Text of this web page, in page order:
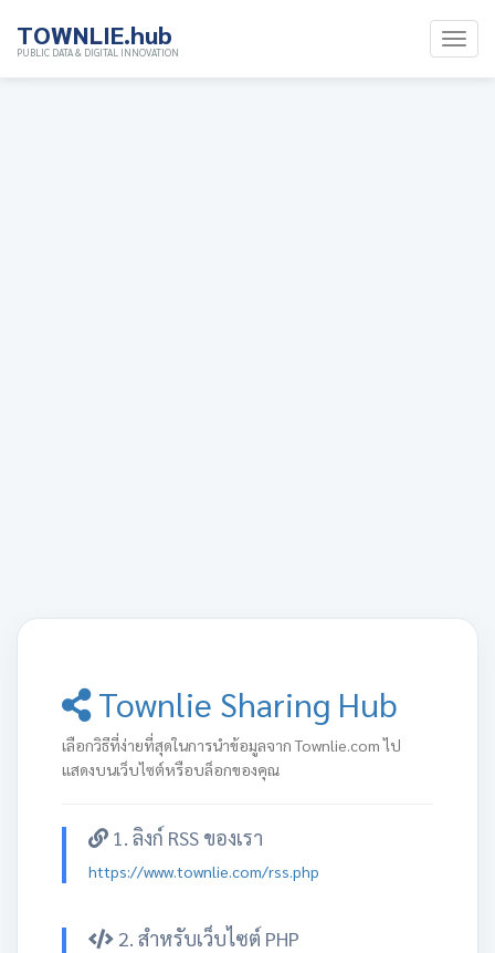
TOWNLIE.hub
PUBLIC DATA & DIGITAL INNOVATION
Townlie Sharing Hub
เลือกวิธีที่ง่ายที่สุดในการนำข้อมูลจาก Townlie.com ไป
แสดงบนเว็บไซต์หรือบล็อกของคุณ
1. ลิงก์ RSS ของเรา
https://www.townlie.com/rss.php
2. สำหรับเว็บไซต์ PHP